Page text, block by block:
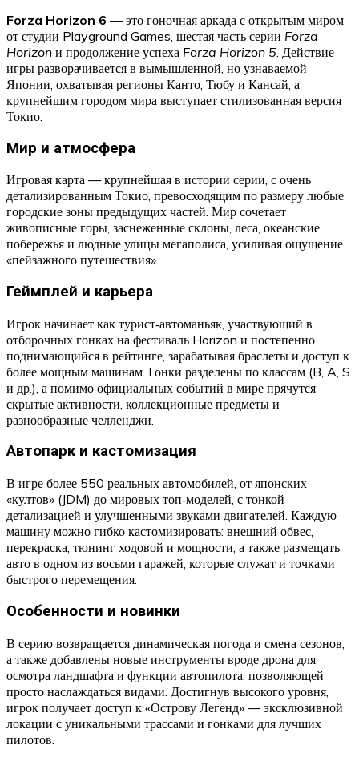
Forza Horizon 6 — это гоночная аркада с открытым миром
от студии Playground Games, шестая часть серии Forza
Horizon и продолжение успеха Forza Horizon 5 . Действие
игры разворачивается в вымышленной, но узнаваемой
Японии, охватывая регионы Канто, Тюбу и Кансай, а
крупнейшим городом мира выступает стилизованная версия
Токио.
Мир и атмосфера
Игровая карта — крупнейшая в истории серии, с очень
детализированным Токио, превосходящим по размеру любые
городские зоны предыдущих частей. Мир сочетает
живописные горы, заснеженные склоны, леса, океанские
побережья и людные улицы мегаполиса, усиливая ощущение
«пейзажного путешествия».
Геймплей и карьера
Игрок начинает как турист‑автоманьяк, участвующий в
отборочных гонках на фестиваль Horizon и постепенно
поднимающийся в рейтинге, зарабатывая браслеты и доступ к
более мощным машинам. Гонки разделены по классам (B, A, S
и др.), а помимо официальных событий в мире прячутся
скрытые активности, коллекционные предметы и
разнообразные челленджи.
Автопарк и кастомизация
В игре более 550 реальных автомобилей, от японских
«култов» (JDM) до мировых топ‑моделей, с тонкой
детализацией и улучшенными звуками двигателей. Каждую
машину можно гибко кастомизировать: внешний обвес,
перекраска, тюнинг ходовой и мощности, а также размещать
авто в одном из восьми гаражей, которые служат и точками
быстрого перемещения.
Особенности и новинки
В серию возвращается динамическая погода и смена сезонов,
а также добавлены новые инструменты вроде дрона для
осмотра ландшафта и функции автопилота, позволяющей
просто наслаждаться видами. Достигнув высокого уровня,
игрок получает доступ к «Острову Легенд» — эксклюзивной
локации с уникальными трассами и гонками для лучших
пилотов.